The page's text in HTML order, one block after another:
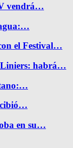
vendrá…
el Festival…
Liniers: habrá…
en su…